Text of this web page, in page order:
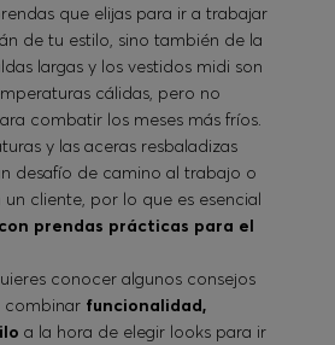
que elijas para ir a trabajar
de tu estilo, sino también de la
largas y los vestidos midi son
cálidas, pero no
combatir los meses más fríos.
y las aceras resbaladizas
desafío de camino al trabajo o
cliente, por lo que es esencial
prendas prácticas para el
conocer algunos consejos
combinar funcionalidad,
a la hora de elegir looks para ir